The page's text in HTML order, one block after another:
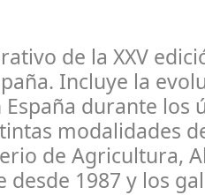
de la XXV
Incluye la
durante los
modalidades
de Agricultura,
desde 1987 y los